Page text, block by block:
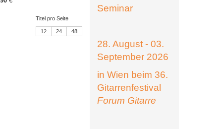
Titel pro Seite
12 24 48
Seminar
28. August - 03.
September 2026
in Wien beim 36.
Gitarrenfestival
Forum Gitarre